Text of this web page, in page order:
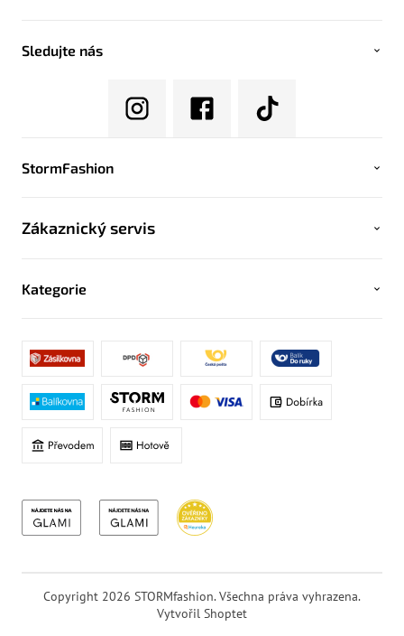
Sledujte nás
StormFashion
Zákaznický servis
Kategorie
Vytvořil Shoptet
Copyright 2026 STORMfashion. Všechna práva vyhrazena.